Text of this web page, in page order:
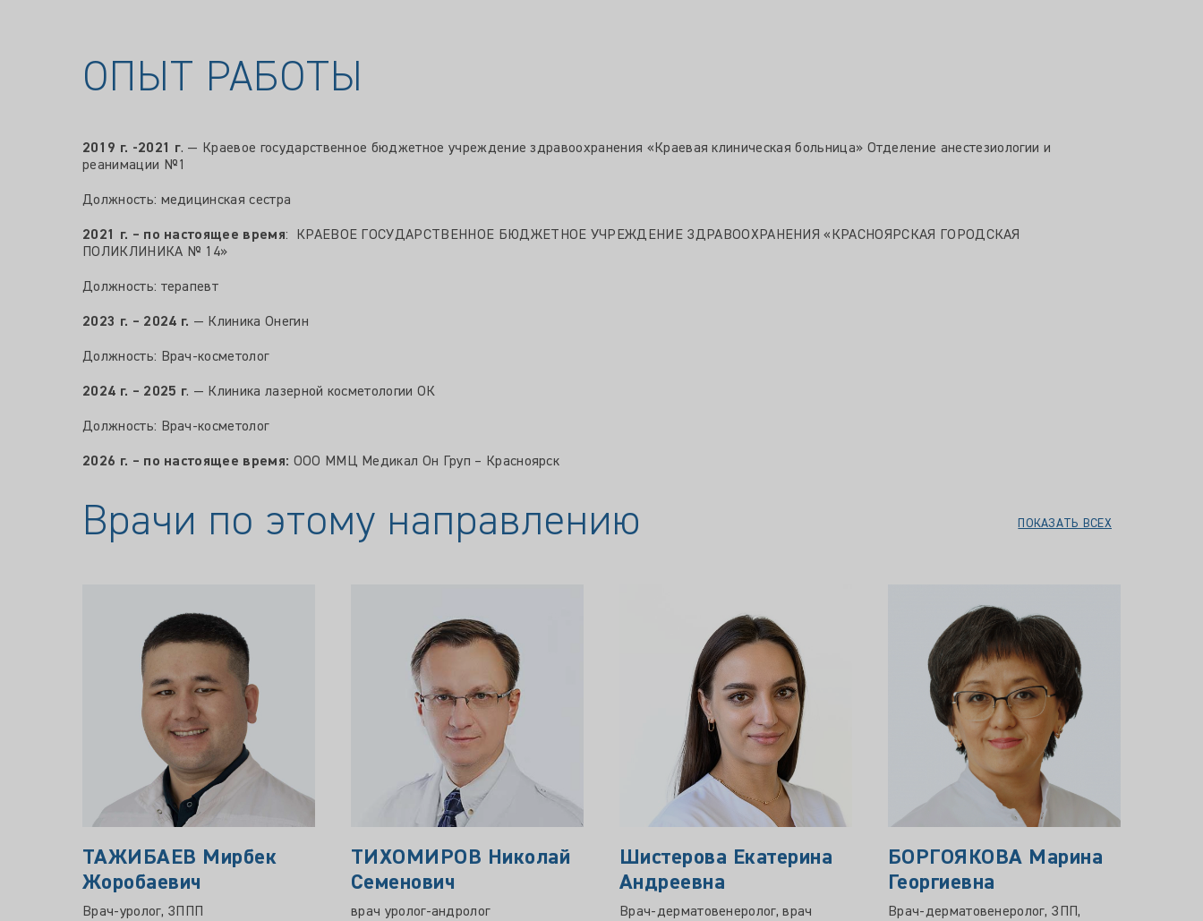
ОПЫТ РАБОТЫ
2019 г. -2021 г. — Краевое государственное бюджетное учреждение здравоохранения «Краевая клиническая больница» Отделение анестезиологии и
реанимации №1
Должность: медицинская сестра
2021 г. – по настоящее время: КРАЕВОЕ ГОСУДАРСТВЕННОЕ БЮДЖЕТНОЕ УЧРЕЖДЕНИЕ ЗДРАВООХРАНЕНИЯ «КРАСНОЯРСКАЯ ГОРОДСКАЯ
ПОЛИКЛИНИКА № 14»
Должность: терапевт
2023 г. – 2024 г. — Клиника Онегин
Должность: Врач-косметолог
2024 г. – 2025 г. — Клиника лазерной косметологии ОК
Должность: Врач-косметолог
2026 г. – по настоящее время: ООО ММЦ Медикал Он Груп – Красноярск
Врачи по этому направлению ПОКАЗАТЬ ВСЕХ
ТАЖИБАЕВ Мирбек
Жоробаевич
Врач-уролог, ЗППП
ТИХОМИРОВ Николай
Семенович
врач уролог-андролог
Шистерова Екатерина
Андреевна
Врач-дерматовенеролог, врач
БОРГОЯКОВА Марина
Георгиевна
Врач-дерматовенеролог, ЗПП,